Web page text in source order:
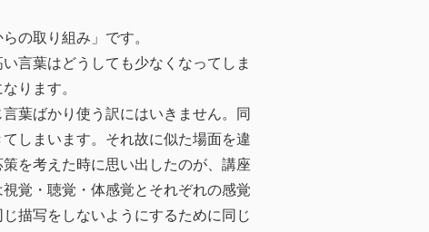
の取り組み」です。
言葉はどうしても少なくなってしま
ります。
葉ばかり使う訳にはいきません。同
しまいます。それ故に似た場面を違
を考えた時に思い出したのが、講座
覚・聴覚・体感覚とそれぞれの感覚
描写をしないようにするために同じ